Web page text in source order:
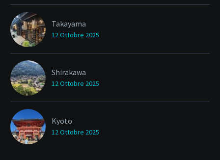
Takayama
12 Ottobre 2025
Shirakawa
12 Ottobre 2025
Kyoto
12 Ottobre 2025